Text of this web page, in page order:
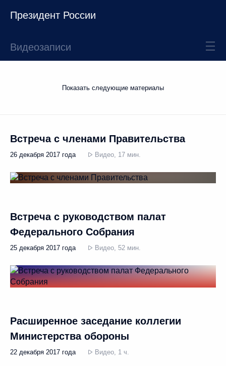
Президент России
Видеозаписи
Показать следующие материалы
Встреча с членами Правительства
26 декабря 2017 года Видео, 17 мин.
Встреча с руководством палат
Федерального Собрания
25 декабря 2017 года Видео, 52 мин.
Расширенное заседание коллегии
Министерства обороны
22 декабря 2017 года Видео, 1 ч.